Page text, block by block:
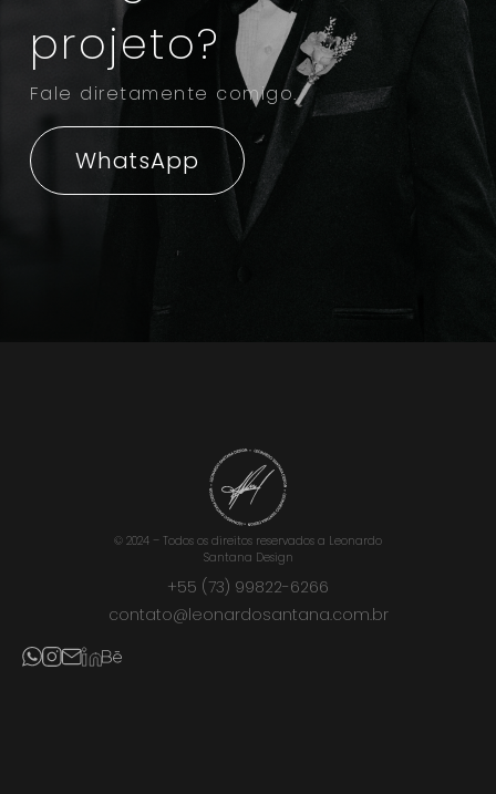
projeto?
Fale diretamente comigo.
WhatsApp
© 2024 – Todos os direitos reservados a Leonardo
Santana Design
+55 (73) 99822-6266
contato@leonardosantana.com.br